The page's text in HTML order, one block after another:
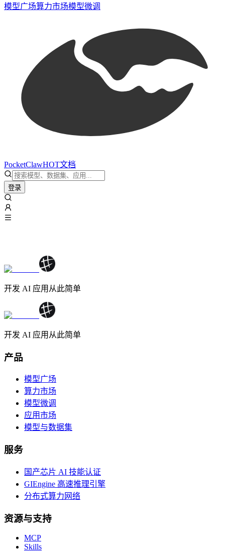
模型广场算力市场模型微调
PocketClawHOT文档
登录
开发 AI 应用从此简单
开发 AI 应用从此简单
产品
模型广场
算力市场
模型微调
应用市场
模型与数据集
服务
国产芯片 AI 技能认证
GIEngine 高速推理引擎
分布式算力网络
资源与支持
MCP
Skills